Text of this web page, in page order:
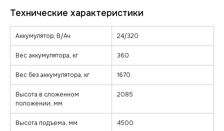
Аккумулятор, В/Ач 24/320
Вес аккумулятора, кг 360
Вес без аккумулятора, кг 1670
Высота в сложенном
положении, мм
2085
Высота подъема, мм 4500